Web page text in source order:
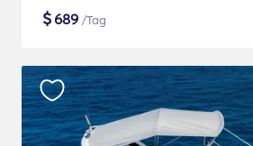
$689 /Tag